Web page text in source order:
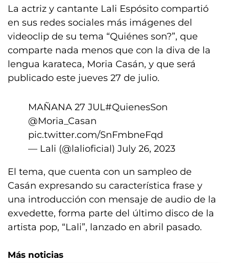
La actriz y cantante Lali Espósito compartió
en sus redes sociales más imágenes del
videoclip de su tema “Quiénes son?”, que
comparte nada menos que con la diva de la
lengua karateca, Moria Casán, y que será
publicado este jueves 27 de julio.
MAÑANA 27 JUL#QuienesSon
@Moria_Casan
pic.twitter.com/SnFmbneFqd
— Lali (@lalioficial) July 26, 2023
El tema, que cuenta con un sampleo de
Casán expresando su característica frase y
una introducción con mensaje de audio de la
exvedette, forma parte del último disco de la
artista pop, “Lali”, lanzado en abril pasado.
Más noticias